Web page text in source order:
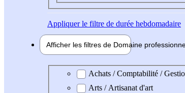
Appliquerle filtre de durée hebdomadaire
Afficher les filtres de Domaine pro
Domaine professionel
Achats / Comptabilité /
Arts / Artisanat d'art